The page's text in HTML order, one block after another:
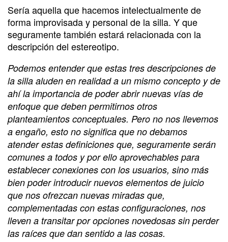
Sería aquella que hacemos intelectualmente de
forma improvisada y personal de la silla. Y que
seguramente también estará relacionada con la
descripción del estereotipo.
Podemos entender que estas tres descripciones de
la silla aluden en realidad a un mismo concepto y de
ahí la importancia de poder abrir nuevas vías de
enfoque que deben permitirnos otros
planteamientos conceptuales. Pero no nos llevemos
a engaño, esto no significa que no debamos
atender estas definiciones que, seguramente serán
comunes a todos y por ello aprovechables para
establecer conexiones con los usuarios, sino más
bien poder introducir nuevos elementos de juicio
que nos ofrezcan nuevas miradas que,
complementadas con estas configuraciones, nos
lleven a transitar por opciones novedosas sin perder
las raíces que dan sentido a las cosas.